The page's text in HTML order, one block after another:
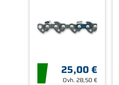
25,00 €
Ovh. 28,50 €